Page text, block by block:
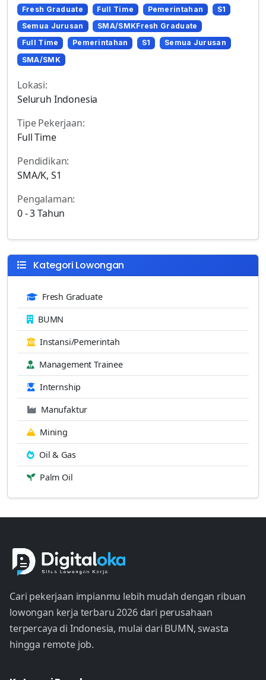
Fresh Graduate Full Time Pemerintahan
S1
Semua Jurusan
SMA/SMKFresh Graduate
Full Time
Pemerintahan S1
Semua Jurusan
SMA/SMK
Lokasi:
Seluruh Indonesia
Tipe Pekerjaan:
Full Time
Pendidikan:
SMA/K, S1
Pengalaman:
0 - 3 Tahun
Kategori Lowongan
Fresh Graduate
BUMN
Instansi/Pemerintah
Management Trainee
Internship
Manufaktur
Mining
Oil & Gas
Palm Oil
Cari pekerjaan impianmu lebih mudah dengan ribuan
lowongan kerja terbaru 2026 dari perusahaan
terpercaya di Indonesia, mulai dari BUMN, swasta
hingga remote job.